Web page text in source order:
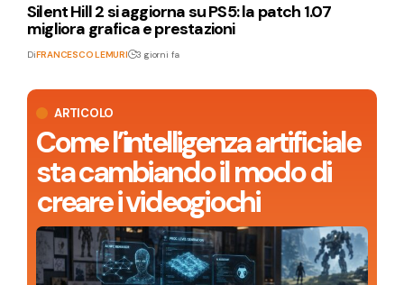
ARTICOLO
Come l’intelligenza artificiale
sta cambiando il modo di
creare i videogiochi
Silent Hill 2 si aggiorna su PS5: la patch 1.07
migliora grafica e prestazioni
DiFRANCESCO LEMURI 3 giorni fa